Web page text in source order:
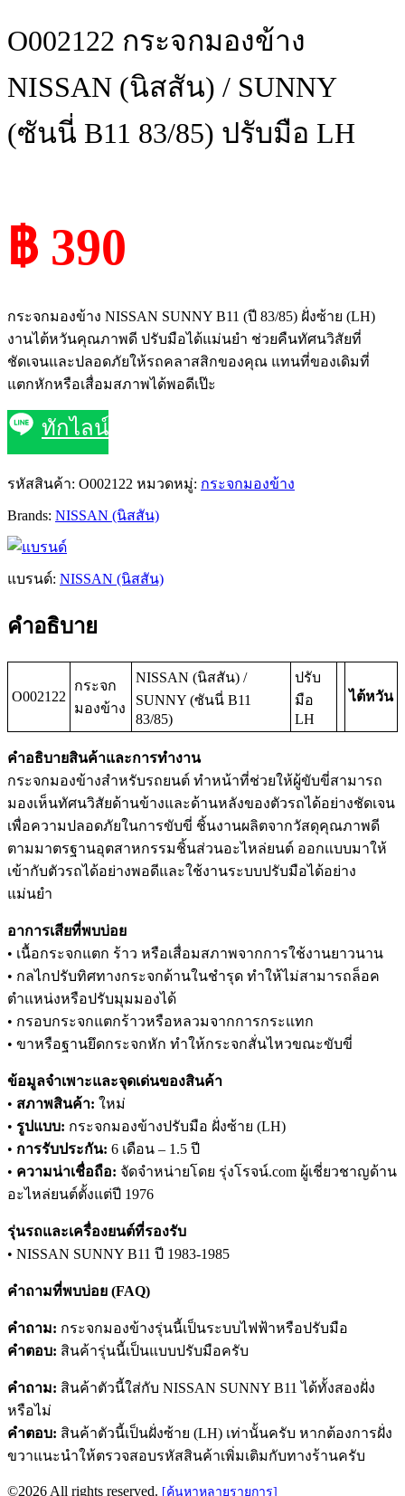
O002122 กระจกมองข้าง
NISSAN (นิสสัน) / SUNNY
(ซันนี่ B11 83/85) ปรับมือ LH
฿ 390
กระจกมองข้าง NISSAN SUNNY B11 (ปี 83/85) ฝั่งซ้าย (LH)
งานไต้หวันคุณภาพดี ปรับมือได้แม่นยำ ช่วยคืนทัศนวิสัยที่
ชัดเจนและปลอดภัยให้รถคลาสสิกของคุณ แทนที่ของเดิมที่
แตกหักหรือเสื่อมสภาพได้พอดีเป๊ะ
ทักไลน์
รหัสสินค้า: O002122 หมวดหมู่: กระจกมองข้าง
Brands: NISSAN (นิสสัน)
แบรนด์: NISSAN (นิสสัน)
คำอธิบาย
O002122
กระจก
มองข้าง
NISSAN (นิสสัน) /
SUNNY (ซันนี่ B11
83/85)
ปรับ
มือ
LH
ไต้หวัน
คำอธิบายสินค้าและการทำงาน
กระจกมองข้างสำหรับรถยนต์ ทำหน้าที่ช่วยให้ผู้ขับขี่สามารถ
มองเห็นทัศนวิสัยด้านข้างและด้านหลังของตัวรถได้อย่างชัดเจน
เพื่อความปลอดภัยในการขับขี่ ชิ้นงานผลิตจากวัสดุคุณภาพดี
ตามมาตรฐานอุตสาหกรรมชิ้นส่วนอะไหล่ยนต์ ออกแบบมาให้
เข้ากับตัวรถได้อย่างพอดีและใช้งานระบบปรับมือได้อย่าง
แม่นยำ
อาการเสียที่พบบ่อย
• เนื้อกระจกแตก ร้าว หรือเสื่อมสภาพจากการใช้งานยาวนาน
• กลไกปรับทิศทางกระจกด้านในชำรุด ทำให้ไม่สามารถล็อค
ตำแหน่งหรือปรับมุมมองได้
• กรอบกระจกแตกร้าวหรือหลวมจากการกระแทก
• ขาหรือฐานยึดกระจกหัก ทำให้กระจกสั่นไหวขณะขับขี่
ข้อมูลจำเพาะและจุดเด่นของสินค้า
• สภาพสินค้า: ใหม่
• รูปแบบ: กระจกมองข้างปรับมือ ฝั่งซ้าย (LH)
• การรับประกัน: 6 เดือน – 1.5 ปี
• ความน่าเชื่อถือ: จัดจำหน่ายโดย รุ่งโรจน์.com ผู้เชี่ยวชาญด้าน
อะไหล่ยนต์ตั้งแต่ปี 1976
รุ่นรถและเครื่องยนต์ที่รองรับ
• NISSAN SUNNY B11 ปี 1983-1985
คำถามที่พบบ่อย (FAQ)
คำถาม: กระจกมองข้างรุ่นนี้เป็นระบบไฟฟ้าหรือปรับมือ
คำตอบ: สินค้ารุ่นนี้เป็นแบบปรับมือครับ
คำถาม: สินค้าตัวนี้ใส่กับ NISSAN SUNNY B11 ได้ทั้งสองฝั่ง
หรือไม่
คำตอบ: สินค้าตัวนี้เป็นฝั่งซ้าย (LH) เท่านั้นครับ หากต้องการฝั่ง
ขวาแนะนำให้ตรวจสอบรหัสสินค้าเพิ่มเติมกับทางร้านครับ
©2026 All rights reserved. [ค้นหาหลายรายการ]